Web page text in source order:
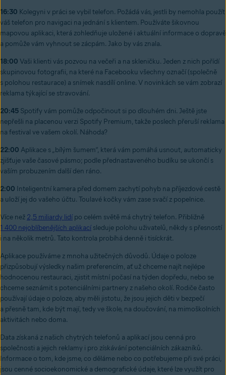
16:30 Kolegyni v práci se vybil telefon. Požádá vás, jestli by nemohla použít
váš telefon pro navigaci na jednání s klientem. Používáte šikovnou
mapovou aplikaci, která zohledňuje uložené i aktuální informace o dopravě
a pomůže vám vyhnout se zácpám. Jako by vás znala.
18:00 Vaši klienti vás pozvou na večeři a na skleničku. Jeden z nich pořídí
skupinovou fotografii, na které na Facebooku všechny označí (společně
s polohou restaurace) a snímek nasdílí online. V novinkách se vám zobrazí
reklama týkající se stravování.
20:45 Spotify vám pomůže odpočinout si po dlouhém dni. Ještě jste
nepřešli na placenou verzi Spotify Premium, takže poslech přeruší reklama
na festival ve vašem okolí. Náhoda?
22:00 Aplikace s „bílým šumem“, která vám pomáhá usnout, automaticky
zjišťuje vaše časové pásmo; podle přednastaveného budíku se ukončí s
vaším probuzením další den ráno.
2:00 Inteligentní kamera před domem zachytí pohyb na příjezdové cestě
a uloží jej do vašeho účtu. Toulavé kočky vám zase svačí z popelnice.
Více než 2,5 miliardy lidí po celém světě má chytrý telefon. Přibližně
1 400 nejoblíbenějších aplikací sleduje polohu uživatelů, někdy s přesností
i na několik metrů. Tato kontrola probíhá denně i tisíckrát.
Aplikace používáme z mnoha užitečných důvodů. Údaje o poloze
přizpůsobují výsledky našim preferencím, ať už chceme najít nejlépe
hodnocenou restauraci, zjistit místní počasí na týden dopředu, nebo se
chceme seznámit s potenciálními partnery z našeho okolí. Rodiče často
používají údaje o poloze, aby měli jistotu, že jsou jejich děti v bezpečí
a přesně tam, kde být mají, tedy ve škole, na doučování, na mimoškolních
aktivitách nebo doma.
Data získaná z našich chytrých telefonů a aplikací jsou cenná pro
společnosti a jejich reklamy i pro získávání potenciálních zákazníků.
Informace o tom, kde jsme, co děláme nebo co potřebujeme při své práci,
jsou cenné socioekonomické a demografické údaje, které lze využít pro